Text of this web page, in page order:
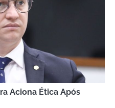
Aciona Ética Após